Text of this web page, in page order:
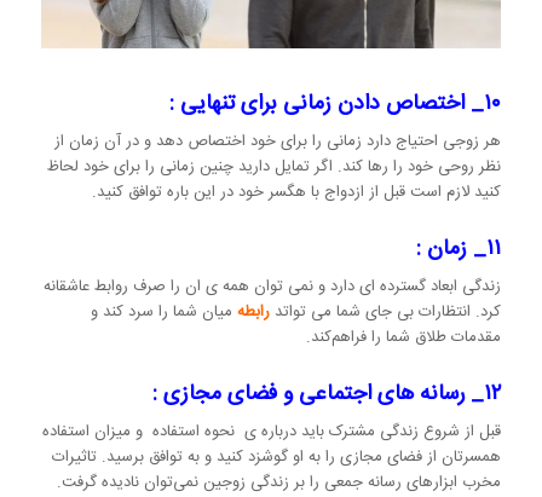
۱۰_ اختصاص دادن زمانی برای تنهایی :
هر زوجی احتیاج دارد زمانی را برای خود اختصاص دهد و در آن زمان از
نظر روحی خود را رها کند. اگر تمایل دارید چنین زمانی را برای خود لحاظ
کنید لازم است قبل از ازدواج با هگسر خود در این باره توافق کنید.
۱۱_ زمان :
زندگی ابعاد گسترده ای دارد و نمی توان همه ی ان را صرف روابط عاشقانه
کرد. انتظارات بی جای شما می تواتد رابطه میان شما را سرد کند و
مقدمات طلاق شما را فراهم‌کند.
۱۲_ رسانه های اجتماعی و فضای مجازی :
قبل از شروع زندگی مشترک باید درباره ی نحوه استفاده و میزان استفاده
همسرتان از فضای مجازی را به او گوشزد کنید و به توافق برسید. تاثیرات
مخرب ابزارهای رسانه جمعی را بر زندگی زوجین نمی‌توان نادیده گرفت.